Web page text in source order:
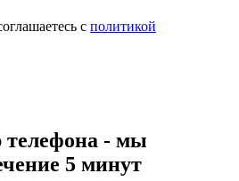
с политикой
телефона - мы
5 минут